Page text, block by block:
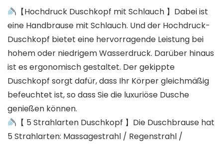
【Hochdruck Duschkopf mit Schlauch 】Dabei ist
eine Handbrause mit Schlauch. Und der Hochdruck-
Duschkopf bietet eine hervorragende Leistung bei
hohem oder niedrigem Wasserdruck. Darüber hinaus
ist es ergonomisch gestaltet. Der gekippte
Duschkopf sorgt dafür, dass Ihr Körper gleichmäßig
befeuchtet ist, so dass Sie die luxuriöse Dusche
genießen können.
【 5 Strahlarten Duschkopf 】Die Duschbrause hat
5 Strahlarten: Massagestrahl / Regenstrahl /